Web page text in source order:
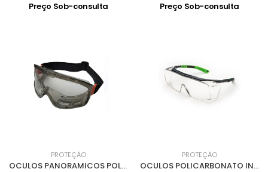
Preço Sob-consulta
Preço Sob-consulta
PROTEÇÃO
OCULOS PANORAMICOS POLICARBONATO ANTIEMBACIANTE 0302043
PROTEÇÃO
OCULOS POLICARBONATO INCOLOR ANTIEMBACIANTE UV 0301036